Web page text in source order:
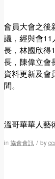
會員大會之後
議，經與會11
長，林國欣得
長，陳偉立會
資料更新及會
間。
溫哥華華人藝
in 協會會訊 / by